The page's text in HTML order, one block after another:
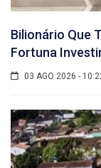
Bilionário Que
Fortuna
03 AGO 2026 -